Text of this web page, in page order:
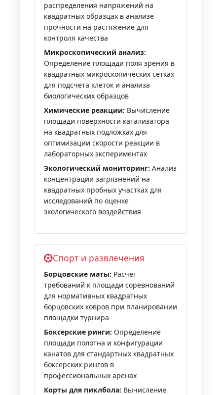
распределения напряжений на
квадратных образцах в анализе
прочности на растяжение для
контроля качества
Микроскопический анализ:
Определение площади поля зрения в
квадратных микроскопических сетках
для подсчета клеток и анализа
биологических образцов
Химические реакции: Вычисление
площади поверхности катализатора
на квадратных подложках для
оптимизации скорости реакции в
лабораторных экспериментах
Экологический мониторинг: Анализ
концентрации загрязнений на
квадратных пробных участках для
исследований по оценке
экологического воздействия
Спорт и развлечения
Борцовские маты: Расчет
требований к площади соревнований
для нормативных квадратных
борцовских ковров при планировании
площадки турнира
Боксерские ринги: Определение
площади полотна и конфигурации
канатов для стандартных квадратных
боксерских рингов в
профессиональных аренах
Корты для пиклбола: Вычисление